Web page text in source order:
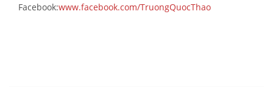
Facebook:www.facebook.com/TruongQuocThao